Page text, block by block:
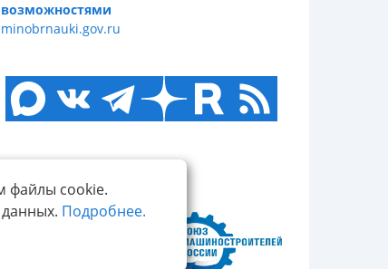
файлы cookie.
Подробнее.
возможностями
minobrnauki.gov.ru